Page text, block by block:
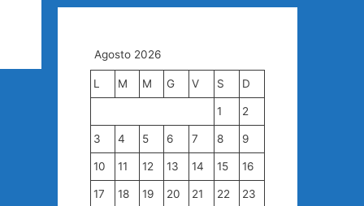
Agosto 2026
L M M G V S D
1 2
3 4 5 6 7 8 9
10 11 12 13 14 15 16
17 18 19 20 21 22 23